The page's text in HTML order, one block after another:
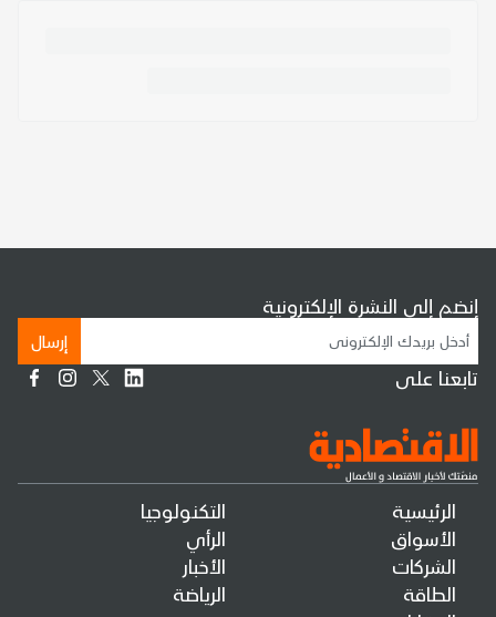
الرئيسية
الأسواق
الشركات
الطاقة
التكنولوجيا
الرأي
الأخبار
الرياضة
إنضم إلى النشرة الإلكترونية
إرسال
تابعنا على